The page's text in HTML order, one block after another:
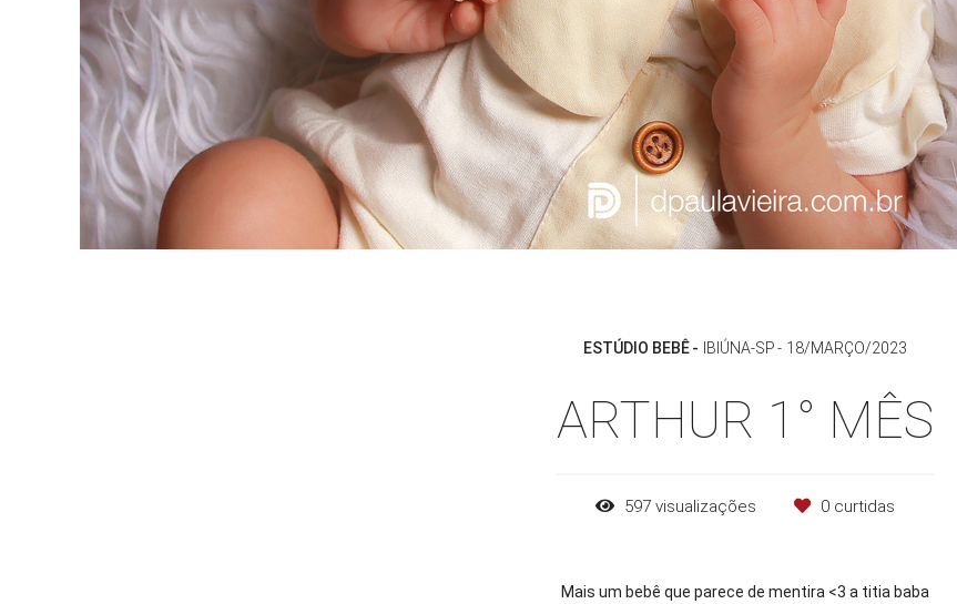
ESTÚDIO BEBÊ IBIÚNA-SP 18/MARÇO/2023
ARTHUR 1° MÊS
597 visualizações 0 curtidas
Mais um bebê que parece de mentira <3 a titia baba